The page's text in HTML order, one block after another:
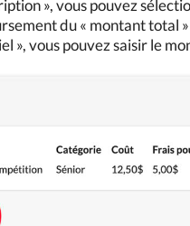
», vous pouvez
du « montant total
», vous pouvez saisir le